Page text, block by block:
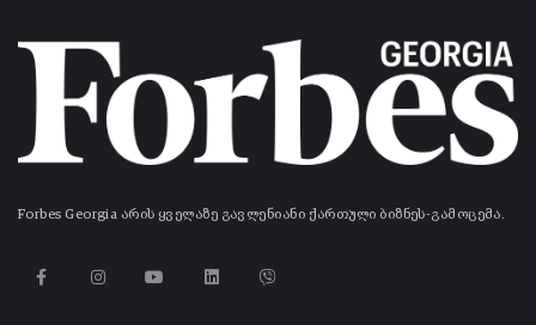
Forbes Georgia არის ყველაზე გავლენიანი ქართული ბიზნეს-გამოცემა.